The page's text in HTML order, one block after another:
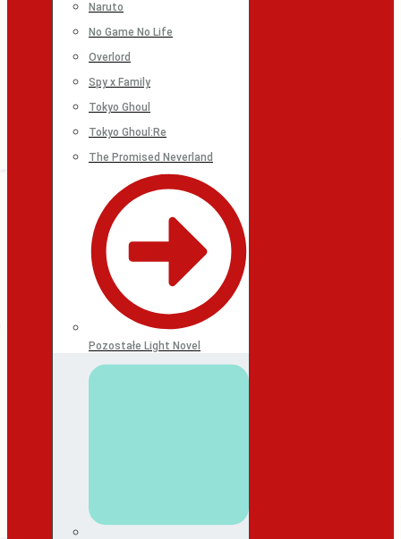
Naruto
No Game No Life
Overlord
Spy x Family
Tokyo Ghoul
Tokyo Ghoul:Re
The Promised Neverland
Pozostałe Light Novel